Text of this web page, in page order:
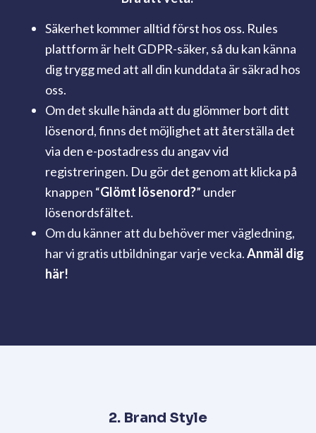
Säkerhet kommer alltid först hos oss. Rules
plattform är helt GDPR-säker, så du kan känna
dig trygg med att all din kunddata är säkrad hos
oss.
Om det skulle hända att du glömmer bort ditt
lösenord, finns det möjlighet att återställa det
via den e-postadress du angav vid
registreringen. Du gör det genom att klicka på
knappen “Glömt lösenord?” under
lösenordsfältet.
Om du känner att du behöver mer vägledning,
har vi gratis utbildningar varje vecka.Anmäl dig
här!
2. Brand Style